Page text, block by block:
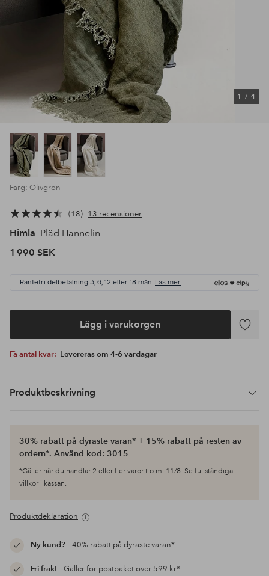
1 / 4
Färg: Olivgrön
18 13 recensioner
Himla Pläd Hannelin
1 990 SEK
Räntefri delbetalning 3, 6, 12 eller 18 mån. Läs mer
Lägg i varukorgen
Lägg
Få antal kvar: Levereras om 4-6 vardagar
Produktbeskrivning
30% rabatt på dyraste varan* + 15% rabatt på resten av
ordern*. Använd kod: 3015
*Gäller när du handlar 2 eller fler varor t.o.m. 11/8. Se fullständiga
villkor i kassan.
Produktdeklaration
Ny kund?– 40% rabatt på dyraste varan*
Fri frakt– Gäller för postpaket över 599 kr*